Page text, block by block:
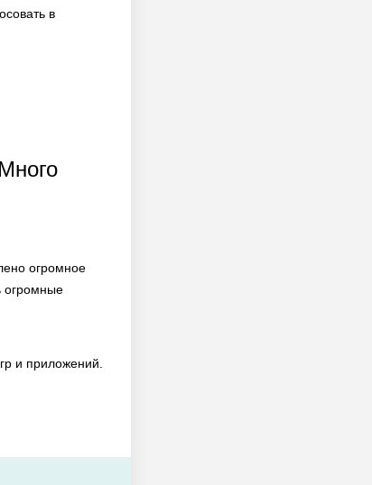
в
огромное
огромные
и приложений.